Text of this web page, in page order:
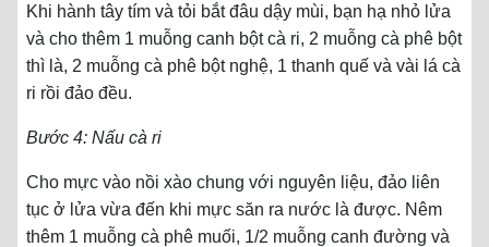
Khi hành tây tím và tỏi bắt đâu dậy mùi, bạn hạ nhỏ lửa
và cho thêm 1 muỗng canh bột cà ri, 2 muỗng cà phê bột
thì là, 2 muỗng cà phê bột nghệ, 1 thanh quế và vài lá cà
ri rồi đảo đều.
Bước 4: Nấu cà ri
Cho mực vào nồi xào chung với nguyên liệu, đảo liên
tục ở lửa vừa đến khi mực săn ra nước là được. Nêm
thêm 1 muỗng cà phê muối, 1/2 muỗng canh đường và